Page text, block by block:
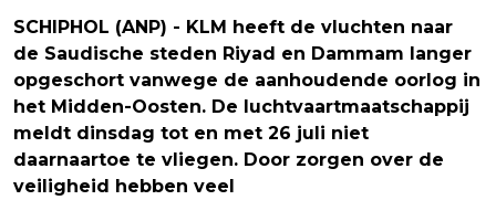
SCHIPHOL (ANP) - KLM heeft de vluchten naar
de Saudische steden Riyad en Dammam langer
opgeschort vanwege de aanhoudende oorlog in
het Midden-Oosten. De luchtvaartmaatschappij
meldt dinsdag tot en met 26 juli niet
daarnaartoe te vliegen. Door zorgen over de
veiligheid hebben veel